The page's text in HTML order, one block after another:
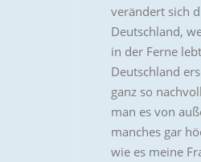
verändert sich
Deutschland,
in der Ferne
Deutschland
ganz so
man es von
manches gar
wie es meine